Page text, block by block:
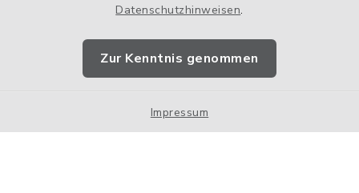
Datenschutzhinweisen.
Zur Kenntnis genommen
Impressum
Impressum
Sitemap